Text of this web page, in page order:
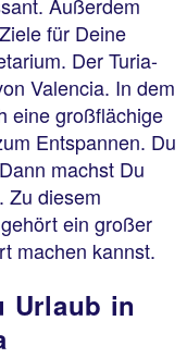
für Deine
Der Turia-
Valencia. In dem
eine großflächige
Entspannen. Du
machst Du
Zu diesem
ein großer
machen kannst.
Urlaub in